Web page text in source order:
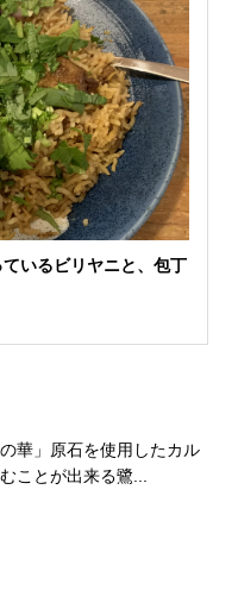
ているビリヤニと、包丁
華」原石を使用したカル
ことが出来る鷺...